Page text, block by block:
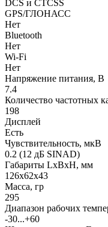
DCS и CTCSS
GPS/ГЛОНАСС
Нет
Bluetooth
Нет
Wi-Fi
Нет
Напряжение питания, В
7.4
Количество частотных
198
Дисплей
Есть
Чувствительность, мкВ
0.2 (12 дБ SINAD)
Габариты LхBхН, мм
126x62х43
Масса, гр
295
Диапазон рабочих
-30...+60